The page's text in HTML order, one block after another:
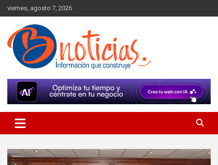
Skip
to
content
viernes, agosto 7, 2026
BNoticias